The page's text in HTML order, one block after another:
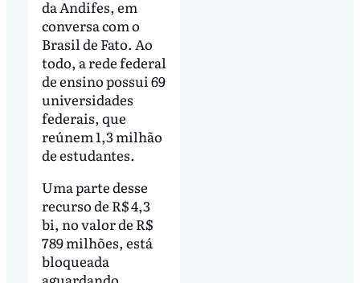
da Andifes, em
conversa com o
Brasil de Fato. Ao
todo, a rede federal
de ensino possui 69
universidades
federais, que
reúnem 1,3 milhão
de estudantes.
Uma parte desse
recurso de R$ 4,3
bi, no valor de R$
789 milhões, está
bloqueada